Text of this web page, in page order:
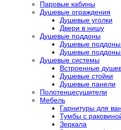
Паровые кабины
Душевые ограждения
Душевые уголки
Двери в нишу
Душевые поддоны
Душевые поддоны
Душевые поддоны
Душевые системы
Встроенные
Душевые стойки
Душевые панели
Полотенцесушители
Мебель
Гарнитуры для
Тумбы с
Зеркала